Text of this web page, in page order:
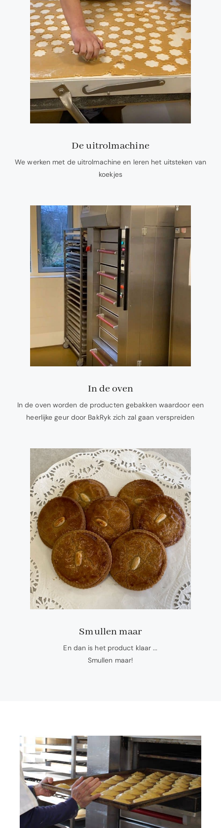
De uitrolmachine
We werken met de uitrolmachine en leren het uitsteken van
koekjes
In de oven
In de oven worden de producten gebakken waardoor een
heerlijke geur door BakRyk zich zal gaan verspreiden
Smullen maar
En dan is het product klaar ...
Smullen maar!